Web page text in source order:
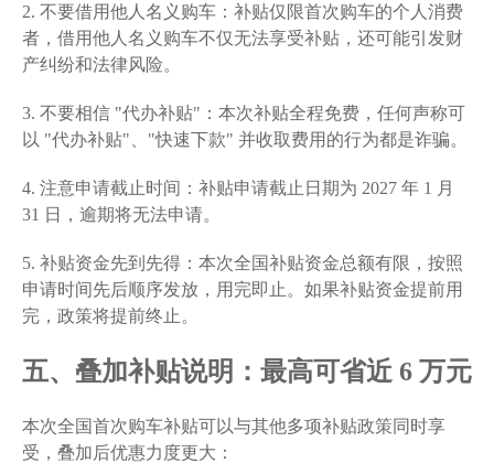
2. 不要借用他人名义购车：补贴仅限首次购车的个人消费
者，借用他人名义购车不仅无法享受补贴，还可能引发财
产纠纷和法律风险。
3. 不要相信 "代办补贴"：本次补贴全程免费，任何声称可
以 "代办补贴"、"快速下款" 并收取费用的行为都是诈骗。
4. 注意申请截止时间：补贴申请截止日期为 2027 年 1 月
31 日，逾期将无法申请。
5. 补贴资金先到先得：本次全国补贴资金总额有限，按照
申请时间先后顺序发放，用完即止。如果补贴资金提前用
完，政策将提前终止。
五、叠加补贴说明：最高可省近 6 万元
本次全国首次购车补贴可以与其他多项补贴政策同时享
受，叠加后优惠力度更大：